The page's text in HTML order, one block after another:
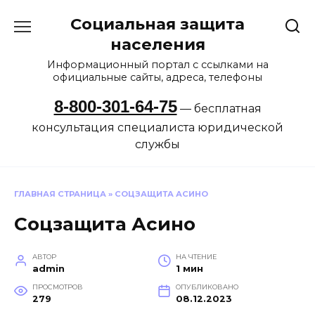
Социальная защита
населения
Информационный портал с ссылками на
официальные сайты, адреса, телефоны
8-800-301-64-75— бесплатная
консультация специалиста юридической
службы
ГЛАВНАЯ СТРАНИЦА » СОЦЗАЩИТА АСИНО
Соцзащита Асино
АВТОР
admin
НА ЧТЕНИЕ
1 мин
ПРОСМОТРОВ
279
ОПУБЛИКОВАНО
08.12.2023